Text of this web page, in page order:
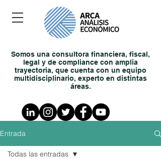
Somos una consultora financiera, fiscal,
legal y de compliance con amplia
trayectoria, que cuenta con un equipo
multidisciplinario, experto en distintas
áreas.
Entrada
Todas las entradas